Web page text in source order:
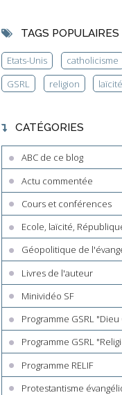
TAGS POPULAIRES
Etats-Unis catholicisme
GSRL
religion laïcité
CATÉGORIES
ABC de ce blog
Actu commentée
Cours et conférences
Ecole, laïcité,
Géopolitique de
Livres de l'auteur
Minividéo SF
Programme GSRL "Dieu
Programme GSRL
Programme RELIF
Protestantisme